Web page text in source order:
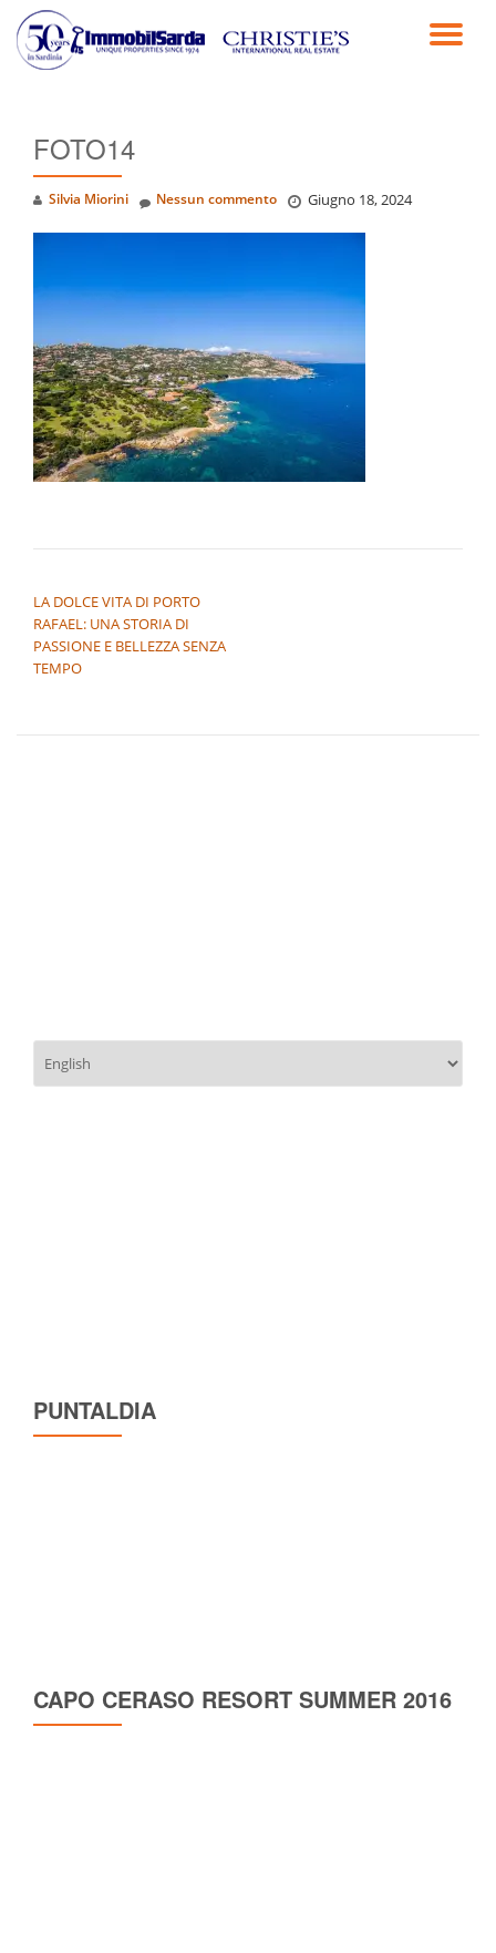
Passa
FOTO14
Silvia Miorini Giugno 18, 2024
Nessun commento
LA DOLCE VITA DI PORTO
RAFAEL: UNA STORIA DI
PASSIONE E BELLEZZA SENZA
TEMPO
una
PUNTALDIA
CAPO CERASO RESORT SUMMER 2016